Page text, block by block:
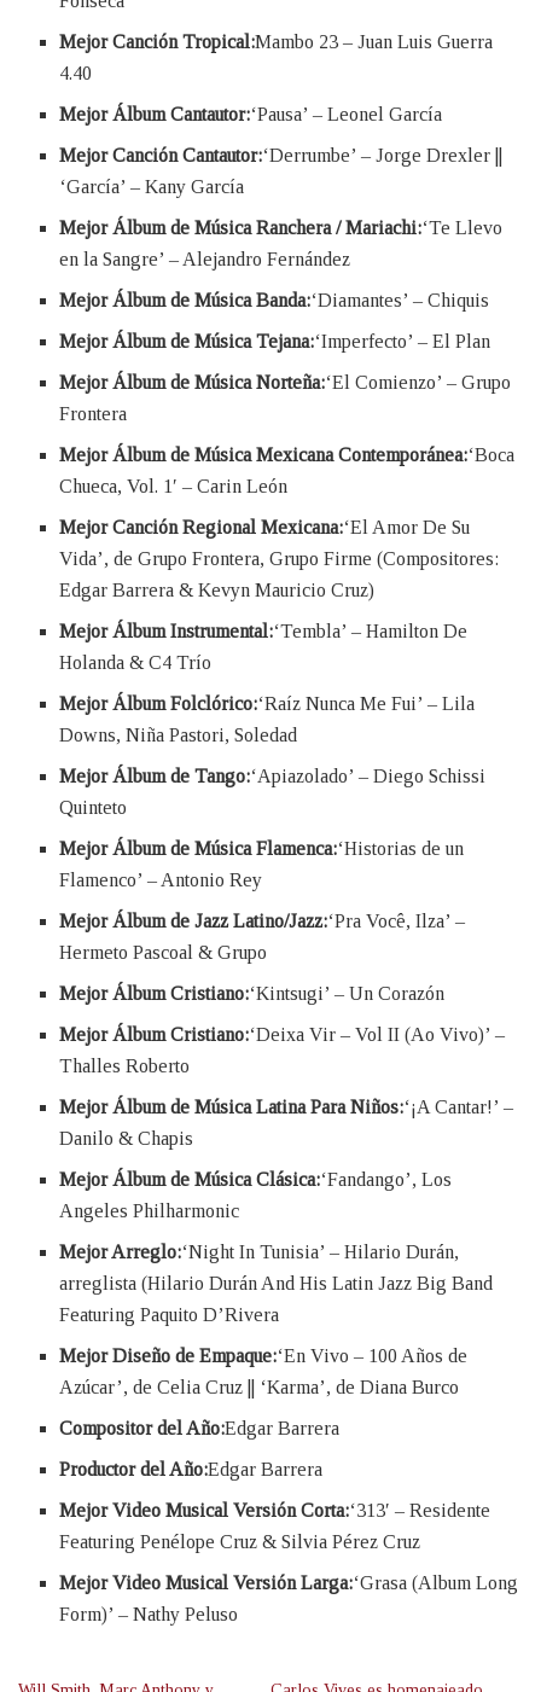
Mejor Canción Tropical:Mambo 23 – Juan Luis Guerra
4.40
Mejor Álbum Cantautor:‘Pausa’ – Leonel García
Mejor Canción Cantautor:‘Derrumbe’ – Jorge Drexler ||
‘García’ – Kany García
Mejor Álbum de Música Ranchera / Mariachi:‘Te Llevo
en la Sangre’ – Alejandro Fernández
Mejor Álbum de Música Banda:‘Diamantes’ – Chiquis
Mejor Álbum de Música Tejana:‘Imperfecto’ – El Plan
Mejor Álbum de Música Norteña:‘El Comienzo’ – Grupo
Frontera
Mejor Álbum de Música Mexicana Contemporánea:‘Boca
Chueca, Vol. 1′ – Carin León
Mejor Canción Regional Mexicana:‘El Amor De Su
Vida’, de Grupo Frontera, Grupo Firme (Compositores:
Edgar Barrera & Kevyn Mauricio Cruz)
Mejor Álbum Instrumental:‘Tembla’ – Hamilton De
Holanda & C4 Trío
Mejor Álbum Folclórico:‘Raíz Nunca Me Fui’ – Lila
Downs, Niña Pastori, Soledad
Mejor Álbum de Tango:‘Apiazolado’ – Diego Schissi
Quinteto
Mejor Álbum de Música Flamenca:‘Historias de un
Flamenco’ – Antonio Rey
Mejor Álbum de Jazz Latino/Jazz:‘Pra Você, Ilza’ –
Hermeto Pascoal & Grupo
Mejor Álbum Cristiano:‘Kintsugi’ – Un Corazón
Mejor Álbum Cristiano:‘Deixa Vir – Vol II (Ao Vivo)’ –
Thalles Roberto
Mejor Álbum de Música Latina Para Niños:‘¡A Cantar!’ –
Danilo & Chapis
Mejor Álbum de Música Clásica:‘Fandango’, Los
Angeles Philharmonic
Mejor Arreglo:‘Night In Tunisia’ – Hilario Durán,
arreglista (Hilario Durán And His Latin Jazz Big Band
Featuring Paquito D’Rivera
Mejor Diseño de Empaque:‘En Vivo – 100 Años de
Azúcar’, de Celia Cruz || ‘Karma’, de Diana Burco
Compositor del Año:Edgar Barrera
Productor del Año:Edgar Barrera
Mejor Video Musical Versión Corta:‘313′ – Residente
Featuring Penélope Cruz & Silvia Pérez Cruz
Mejor Video Musical Versión Larga:‘Grasa (Album Long
Form)’ – Nathy Peluso